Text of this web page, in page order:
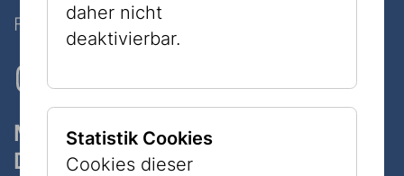
Folgen Sie uns auf Social Media
Museum
Dorotheergasse
daher nicht
deaktivierbar.
Statistik Cookies
Cookies dieser